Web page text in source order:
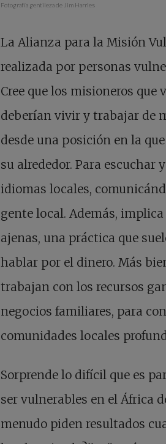
Fotografía gentileza de Jim Harries
La Alianza para la Misión
realizada por personas
Cree que los misioneros
deberían vivir y trabajar de
desde una posición en la
su alrededor. Para escuchar
idiomas locales,
gente local. Además,
ajenas, una práctica que
hablar por el dinero. Más
trabajan con los recursos
negocios familiares, para
comunidades locales
Sorprende lo difícil que es
ser vulnerables en el África
menudo piden resultados